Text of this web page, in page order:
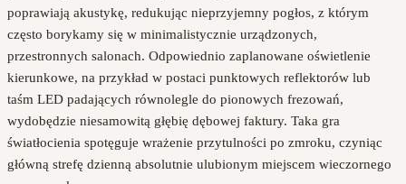
poprawiają akustykę, redukując nieprzyjemny pogłos, z którym
często borykamy się w minimalistycznie urządzonych,
przestronnych salonach. Odpowiednio zaplanowane oświetlenie
kierunkowe, na przykład w postaci punktowych reflektorów lub
taśm LED padających równolegle do pionowych frezowań,
wydobędzie niesamowitą głębię dębowej faktury. Taka gra
światłocienia spotęguje wrażenie przytulności po zmroku, czyniąc
główną strefę dzienną absolutnie ulubionym miejscem wieczornego